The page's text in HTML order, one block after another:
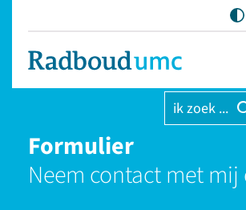
ik zoek ...
Formulier
Neem contact met mij